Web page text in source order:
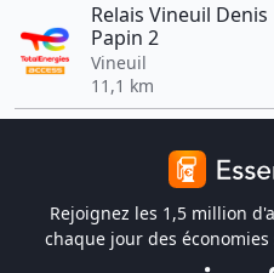
Relais Vineuil Denis
Papin 2
Vineuil
11,1 km
Rejoignez les 1,5 million
chaque jour des